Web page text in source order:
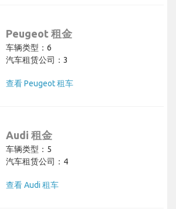
Peugeot 租金
车辆类型：6
汽车租赁公司：3
查看 Peugeot 租车
Audi 租金
车辆类型：5
汽车租赁公司：4
查看 Audi 租车